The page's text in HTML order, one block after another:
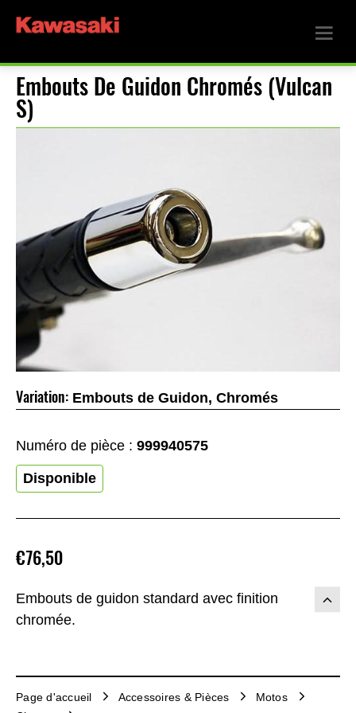
Embouts De Guidon Chromés (Vulcan
S)
Embouts de guidon standard avec finition
chromée.
€76,50
Variation: Embouts de Guidon, Chromés
Numéro de pièce : 999940575
Disponible
Page d'accueil Accessoires & Pièces
Motos